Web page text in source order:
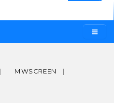
MWSCREEN